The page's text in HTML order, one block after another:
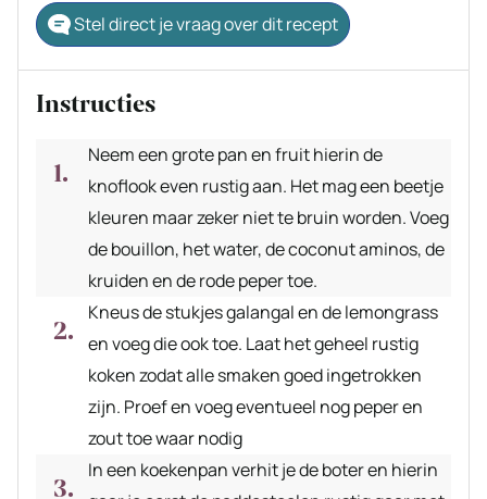
Stel direct je vraag over dit recept
Instructies
Neem een grote pan en fruit hierin de
knoflook even rustig aan. Het mag een beetje
kleuren maar zeker niet te bruin worden. Voeg
de bouillon, het water, de coconut aminos, de
kruiden en de rode peper toe.
Kneus de stukjes galangal en de lemongrass
en voeg die ook toe. Laat het geheel rustig
koken zodat alle smaken goed ingetrokken
zijn. Proef en voeg eventueel nog peper en
zout toe waar nodig
In een koekenpan verhit je de boter en hierin